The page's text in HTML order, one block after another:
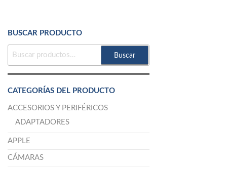
BUSCAR PRODUCTO
BUSCAR
Buscar
CATEGORÍAS DEL PRODUCTO
ACCESORIOS Y PERIFÉRICOS
ADAPTADORES
APPLE
CÁMARAS